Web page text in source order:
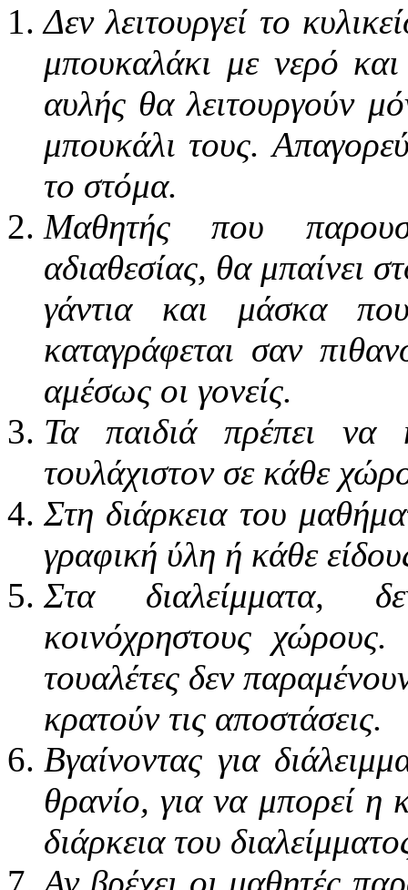
Δεν λειτουργεί το
μπουκαλάκι με νερό
αυλής θα λειτουργούν
μπουκάλι τους.
το στόμα.
Μαθητής που
αδιαθεσίας, θα μπαίνει
γάντια και μάσκα
καταγράφεται σαν
αμέσως οι γονείς.
Τα παιδιά πρέπει να
τουλάχιστον σε κάθε
Στη διάρκεια του
γραφική ύλη ή κάθε
Στα διαλείμματα,
κοινόχρηστους
τουαλέτες δεν
κρατούν τις αποστάσεις.
Βγαίνοντας για
θρανίο, για να μπορεί η
διάρκεια του
Αν βρέχει οι μαθητές